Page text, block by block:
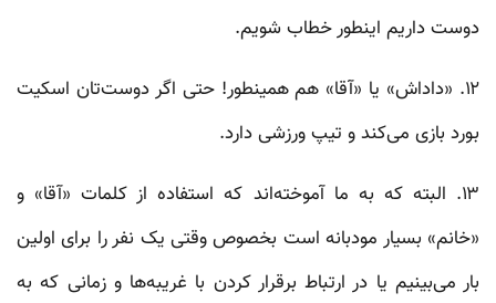
دوست داریم اینطور خطاب شویم.
۱۲. «داداش» یا «آقا» هم همینطور! حتی اگر دوست‌تان اسکیت
بورد بازی می‌کند و تیپ ورزشی دارد.
۱۳. البته که به ما آموخته‌اند که استفاده از کلمات «آقا» و
«خانم» بسیار مودبانه است بخصوص وقتی یک نفر را برای اولین
بار می‌بینیم یا در ارتباط برقرار کردن با غریبه‌‌‌ها و زمانی که به